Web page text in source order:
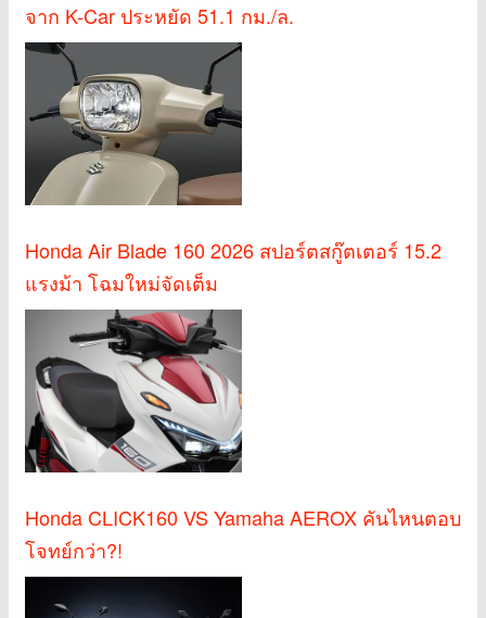
จาก K-Car ประหยัด 51.1 กม./ล.
Honda Air Blade 160 2026 สปอร์ตสกู๊ตเตอร์ 15.2
แรงม้า โฉมใหม่จัดเต็ม
Honda CLICK160 VS Yamaha AEROX คันไหนตอบ
โจทย์กว่า?!